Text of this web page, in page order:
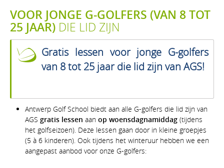
VOOR JONGE G-GOLFERS (VAN 8 TOT
25 JAAR) DIE LID ZIJN
Gratis lessen voor jonge G-golfers
van 8 tot 25 jaar die lid zijn van AGS!
Antwerp Golf School biedt aan alle G-golfers die lid zijn van
AGS gratis lessen aan op woensdagnamiddag (tijdens
het golfseizoen). Deze lessen gaan door in kleine groepjes
(5 à 6 kinderen). Ook tijdens het winteruur hebben we een
aangepast aanbod voor onze G-golfers: